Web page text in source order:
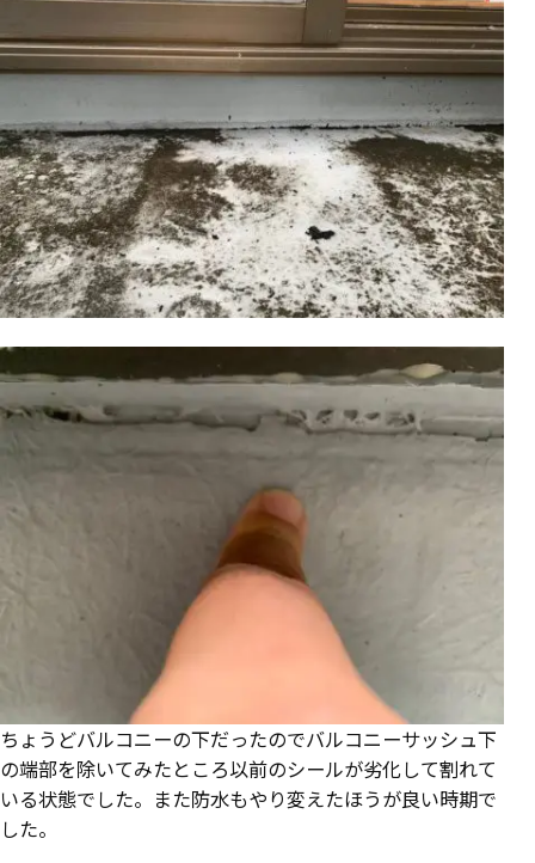
ちょうどバルコニーの下だったのでバルコニーサッシュ下
の端部を除いてみたところ以前のシールが劣化して割れて
いる状態でした。また防水もやり変えたほうが良い時期で
した。